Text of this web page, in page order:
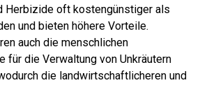
Herbizide oft kostengünstiger als
und bieten höhere Vorteile.
auch die menschlichen
für die Verwaltung von Unkräutern
die landwirtschaftlicheren und